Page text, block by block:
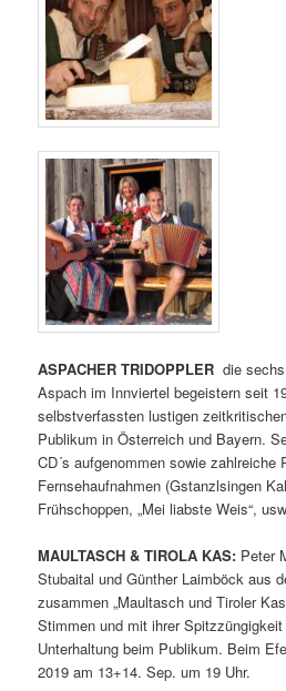
ASPACHER TRIDOPPLER die
Aspach im Innviertel begeistern seit
selbstverfassten lustigen
Publikum in Österreich und Bayern.
CD´s aufgenommen sowie zahlreiche
Fernsehaufnahmen (Gstanzlsingen
Frühschoppen, „Mei liabste Weis“,
MAULTASCH & TIROLA KAS: Peter
Stubaital und Günther Laimböck aus
zusammen „Maultasch und Tiroler
Stimmen und mit ihrer
Unterhaltung beim Publikum. Beim
2019 am 13+14. Sep. um 19 Uhr.